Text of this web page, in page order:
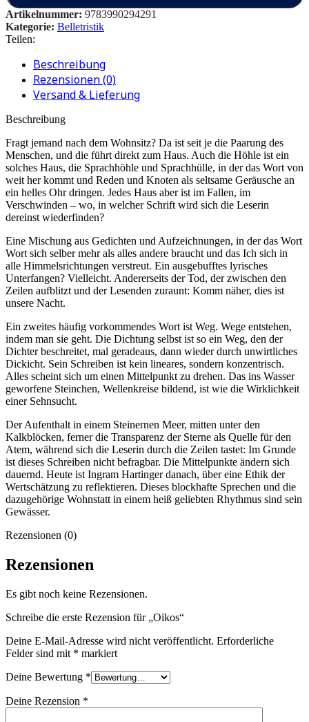
Artikelnummer: 9783990294291
Kategorie: Belletristik
Teilen:
Beschreibung
Rezensionen (0)
Versand & Lieferung
Beschreibung
Fragt jemand nach dem Wohnsitz? Da ist seit je die Paarung des
Menschen, und die führt direkt zum Haus. Auch die Höhle ist ein
solches Haus, die Sprachhöhle und Sprachhülle, in der das Wort von
weit her kommt und Reden und Knoten als seltsame Geräusche an
ein helles Ohr dringen. Jedes Haus aber ist im Fallen, im
Verschwinden – wo, in welcher Schrift wird sich die Leserin
dereinst wiederfinden?
Eine Mischung aus Gedichten und Aufzeichnungen, in der das Wort
Wort sich selber mehr als alles andere braucht und das Ich sich in
alle Himmelsrichtungen verstreut. Ein ausgebufftes lyrisches
Unterfangen? Vielleicht. Andererseits der Tod, der zwischen den
Zeilen aufblitzt und der Lesenden zuraunt: Komm näher, dies ist
unsere Nacht.
Ein zweites häufig vorkommendes Wort ist Weg. Wege entstehen,
indem man sie geht. Die Dichtung selbst ist so ein Weg, den der
Dichter beschreitet, mal geradeaus, dann wieder durch unwirtliches
Dickicht. Sein Schreiben ist kein lineares, sondern konzentrisch.
Alles scheint sich um einen Mittelpunkt zu drehen. Das ins Wasser
geworfene Steinchen, Wellenkreise bildend, ist wie die Wirklichkeit
einer Sehnsucht.
Der Aufenthalt in einem Steinernen Meer, mitten unter den
Kalkblöcken, ferner die Transparenz der Sterne als Quelle für den
Atem, während sich die Leserin durch die Zeilen tastet: Im Grunde
ist dieses Schreiben nicht befragbar. Die Mittelpunkte ändern sich
dauernd. Heute ist Ingram Hartinger danach, über eine Ethik der
Wertschätzung zu reflektieren. Dieses blockhafte Sprechen und die
dazugehörige Wohnstatt in einem heiß geliebten Rhythmus sind sein
Gewässer.
Rezensionen (0)
Rezensionen
Es gibt noch keine Rezensionen.
Schreibe die erste Rezension für „Oikos“
Deine E-Mail-Adresse wird nicht veröffentlicht. Erforderliche
Felder sind mit * markiert
Deine Bewertung *
Deine Rezension *